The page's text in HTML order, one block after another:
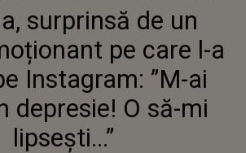
MESAJ EMOȚIONANT PE CARE
L-A PRIMIT PE INSTAGRAM: ”M-
AI SCOS DIN DEPRESIE! O SĂ-MI
LIPSEȘTI...”
surprinsă de un
pe care l-a
Instagram: ”M-ai
depresie! O să-mi
lipsești...”